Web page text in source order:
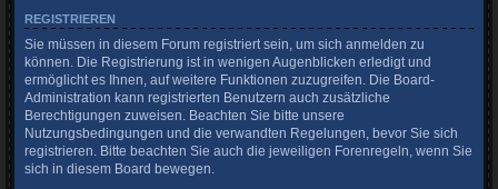
REGISTRIEREN
Sie müssen in diesem Forum registriert sein, um sich anmelden zu
können. Die Registrierung ist in wenigen Augenblicken erledigt und
ermöglicht es Ihnen, auf weitere Funktionen zuzugreifen. Die Board-
Administration kann registrierten Benutzern auch zusätzliche
Berechtigungen zuweisen. Beachten Sie bitte unsere
Nutzungsbedingungen und die verwandten Regelungen, bevor Sie sich
registrieren. Bitte beachten Sie auch die jeweiligen Forenregeln, wenn Sie
sich in diesem Board bewegen.